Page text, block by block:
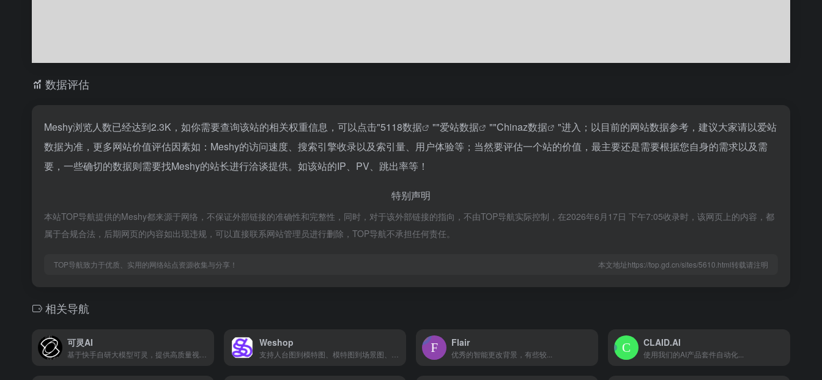
数据评估
Meshy浏览人数已经达到2.3K，如你需要查询该站的相关权重信息，可以点击"5118数据 ""爱站数据 ""Chinaz数据
"进入；以目前的网站数据参考，建议大家请以爱站
数据为准，更多网站价值评估因素如：Meshy的访问速度、搜索引擎收录以及索引量、用户体验等；当然要评估一个站的价值，最主要还是需要根据您自身的需求以及需
要，一些确切的数据则需要找Meshy的站长进行洽谈提供。如该站的IP、PV、跳出率等！
特别声明
本站TOP导航提供的Meshy都来源于网络，不保证外部链接的准确性和完整性，同时，对于该外部链接的指向，不由TOP导航实际控制，在2026年6月17日 下午7:05收录时，该网页上的内容，都
属于合规合法，后期网页的内容如出现违规，可以直接联系网站管理员进行删除，TOP导航不承担任何责任。
TOP导航致力于优质、实用的网络站点资源收集与分享！ 本文地址https://top.gd.cn/sites/5610.html转载请注明
相关导航
可灵AI Weshop Flair
优秀的智能更改背景，有些较...
CLAID.AI
使用我们的AI产品套件自动化...